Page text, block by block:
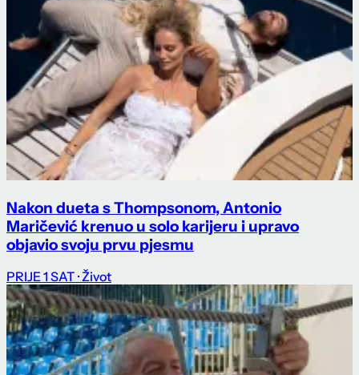
Nakon dueta s Thompsonom, Antonio
Maričević krenuo u solo karijeru i upravo
objavio svoju prvu pjesmu
PRIJE 1 SAT · Život